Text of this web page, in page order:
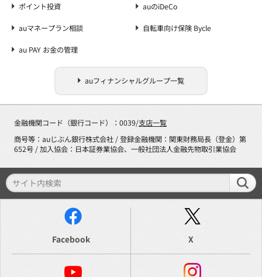
ポイント投資 auのiDeCo
auマネープラン相談 自転車向け保険 Bycle
au PAY お金の管理
auフィナンシャルグループ一覧
金融機関コード（銀行コード）：0039/支店一覧
商号等：auじぶん銀行株式会社 / 登録金融機関：関東財務局長（登金）第
652号 / 加入協会：日本証券業協会、一般社団法人金融先物取引業協会
Facebook X